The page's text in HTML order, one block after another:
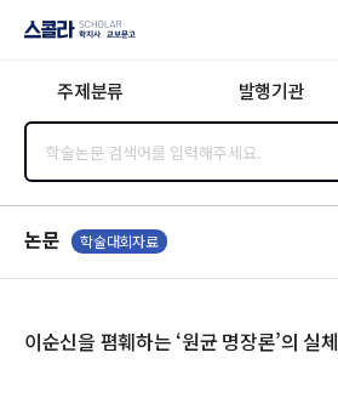
지사·교보문고
주제분류 발행기관
논문 학술대회자료
이순신을 폄훼하는 ‘원균 명장론’의 실체